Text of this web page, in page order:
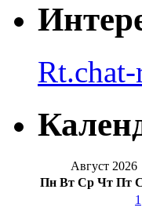
Август 2026
Пн Вт Ср Чт Пт
1